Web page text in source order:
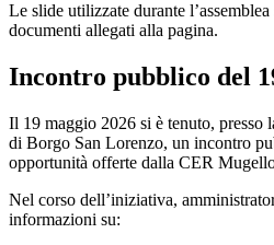
Le slide utilizzate durante
documenti allegati alla pagina.
Incontro pubblico del
Il 19 maggio 2026 si è tenuto, presso
di Borgo San Lorenzo, un incontro
opportunità offerte dalla CER
Nel corso dell’iniziativa,
informazioni su: